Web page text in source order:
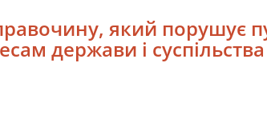
який порушує
держави і суспільства